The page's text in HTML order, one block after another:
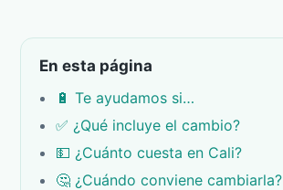
En esta página
🔋 Te ayudamos si…
✅ ¿Qué incluye el cambio?
💵 ¿Cuánto cuesta en Cali?
🤔 ¿Cuándo conviene cambiarla?